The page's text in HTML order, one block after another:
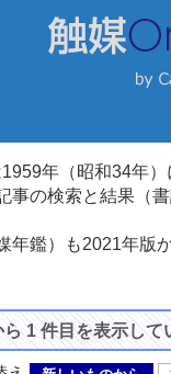
年（昭和34年
事の検索と結果（
年鑑）も2021年
ら 1 件目を表示して